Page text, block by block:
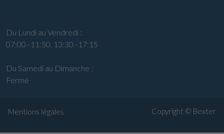
Du Lundi au Vendredi :
07:00–11:50, 13:30–17:15
Du Samedi au Dimanche :
Fermé
Mentions légales Copyright © Bexter